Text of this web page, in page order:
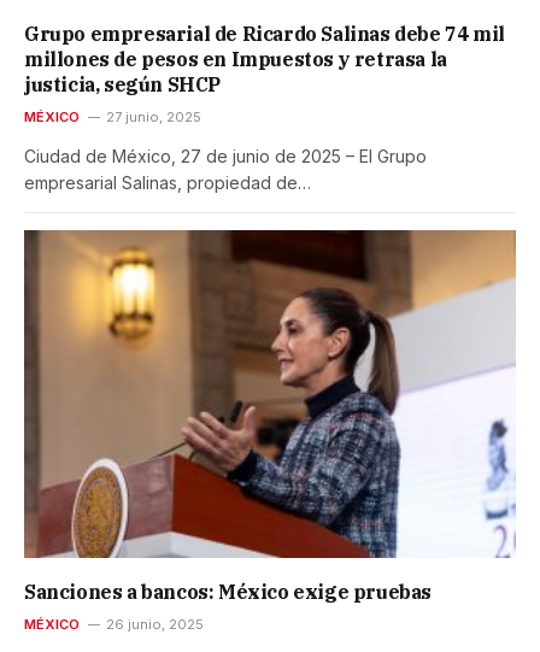
Grupo empresarial de Ricardo Salinas debe 74 mil
millones de pesos en Impuestos y retrasa la
justicia, según SHCP
MÉXICO 27 junio, 2025
Ciudad de México, 27 de junio de 2025 – El Grupo
empresarial Salinas, propiedad de…
Sanciones a bancos: México exige pruebas
MÉXICO 26 junio, 2025